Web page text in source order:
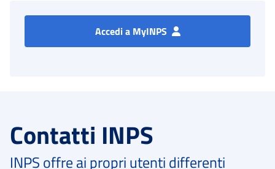
Accedi a MyINPS
Contatti INPS
INPS offre ai propri utenti differenti